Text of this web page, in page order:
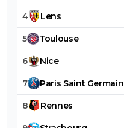
4 Lens
5 Toulouse
6 Nice
7 Paris Saint Germain
8 Rennes